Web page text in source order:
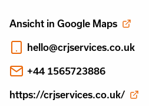
Ansicht in Google Maps
hello@crjservices.co.uk
+44 1565723886
https://crjservices.co.uk/